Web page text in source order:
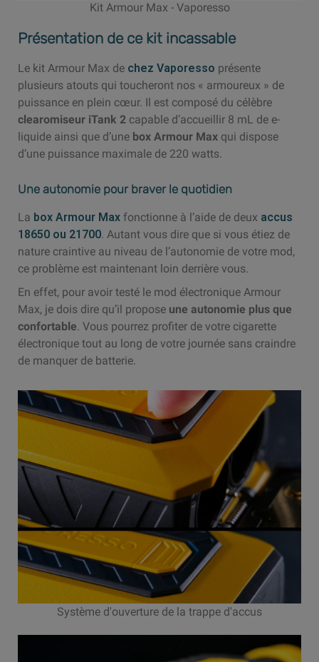
Kit Armour Max - Vaporesso
Présentation de ce kit incassable
Le kit Armour Max de chez Vaporesso présente
plusieurs atouts qui toucheront nos « armoureux » de
puissance en plein cœur. Il est composé du célèbre
clearomiseur iTank 2 capable d’accueillir 8 mL de e-
liquide ainsi que d’une box Armour Max qui dispose
d’une puissance maximale de 220 watts.
Une autonomie pour braver le quotidien
La box Armour Max fonctionne à l’aide de deux accus
18650 ou 21700. Autant vous dire que si vous étiez de
nature craintive au niveau de l’autonomie de votre mod,
ce problème est maintenant loin derrière vous.
En effet, pour avoir testé le mod électronique Armour
Max, je dois dire qu’il propose une autonomie plus que
confortable. Vous pourrez profiter de votre cigarette
électronique tout au long de votre journée sans craindre
de manquer de batterie.
Système d'ouverture de la trappe d'accus